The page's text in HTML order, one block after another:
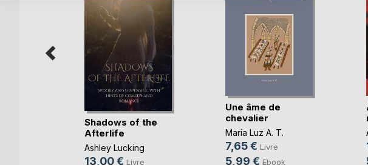
Shadows of the
Afterlife
Ashley Lucking
13,00 € Livre
Une âme de
chevalier
Maria Luz A. T.
7,65 € Livre
5,99 € Ebook